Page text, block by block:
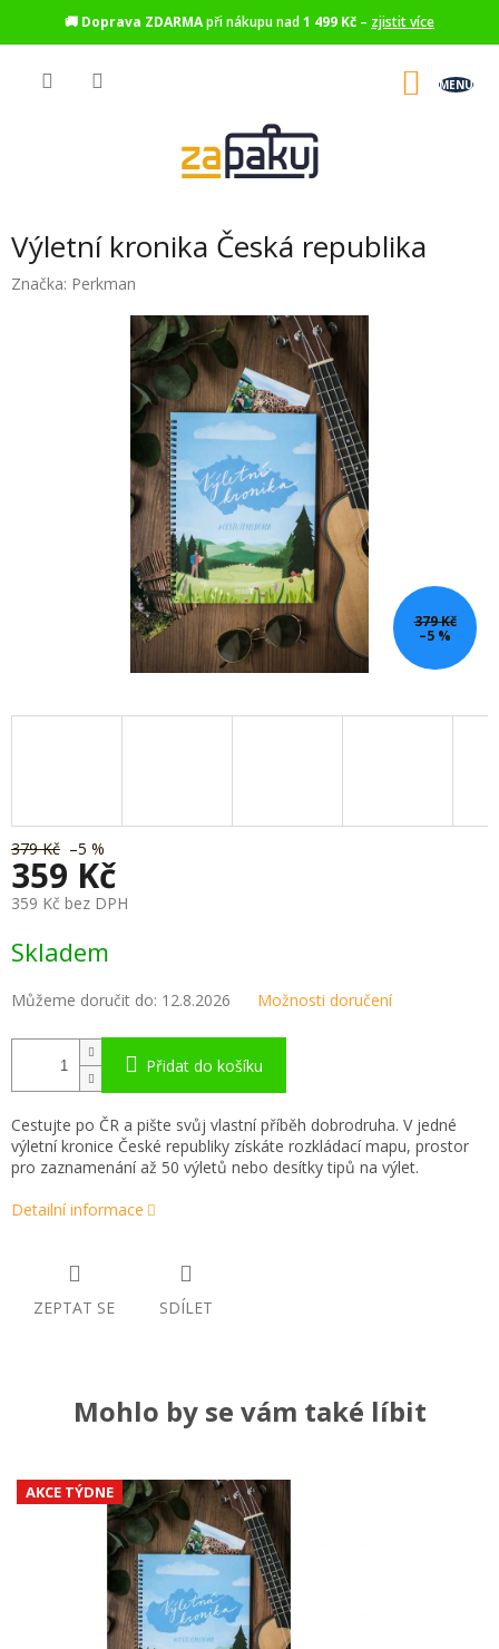
🚚 Doprava ZDARMApři nákupu nad1 499 Kč – zjistit více
Výletní kronika Česká republika
Značka: Perkman
379 Kč
–5 %
379 Kč –5 %
359 Kč
359 Kč bez DPH
cena:
Skladem
Můžeme doručit do: 12.8.2026 Možnosti doručení
Přidat do košíku
Cestujte po ČR a pište svůj vlastní příběh dobrodruha. V jedné
výletní kronice České republiky získáte rozkládací mapu, prostor
pro zaznamenání až 50 výletů nebo desítky tipů na výlet.
Detailní informace
ZEPTAT SE SDÍLET
Mohlo by se vám také líbit
AKCE TÝDNE